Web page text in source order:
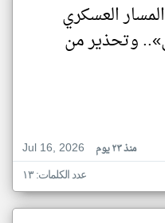
العدد 556: المسار العسكري
وتحذير من
Jul 16, 2026
منذ ٢٣ يوم
عدد الكلمات: ١٣